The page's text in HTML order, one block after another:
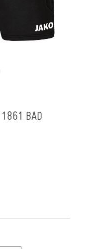
1861 BAD